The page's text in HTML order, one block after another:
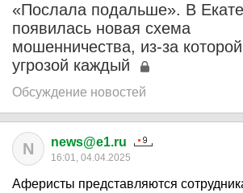
«Послала подальше». В
появилась новая схема
мошенничества, из-за
угрозой каждый
Обсуждение новостей
N news@e1.ru
16:01, 04.04.2025
Аферисты представляются